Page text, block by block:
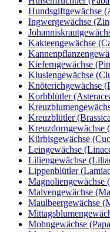
Hundsgiftgewächse
Ingwergewächse
Kakteengewächse
Kieferngewächse
Klusiengewächse
Knöterichgewächse
Korbblütler
Kreuzblütler
Kreuzdorngewächse
Kürbisgewächse
Leingewächse
Liliengewächse
Lippenblütler
Magnoliengewächse
Malvengewächse
Maulbeergewächse
Mohngewächse